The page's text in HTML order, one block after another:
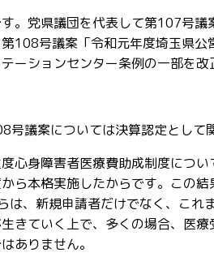
。党県議団を代表して第107号
108号議案「令和元年度埼玉県
ーションセンター条例の一部を改
議案については決算認定として
心身障害者医療費助成制度につ
ら本格実施したからです。この
は、新規申請者だけでなく、これ
きていく上で、多くの場合、医
ありません。